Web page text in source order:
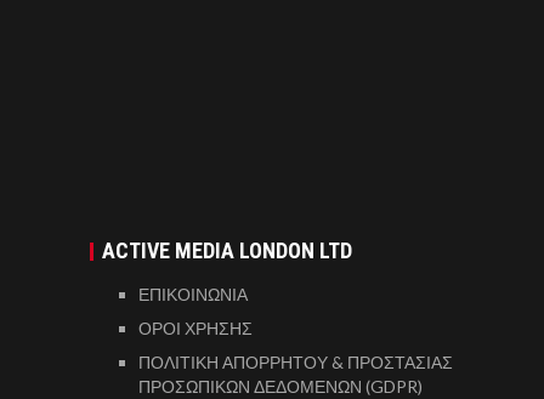
ACTIVE MEDIA LONDON LTD
ΕΠΙΚΟΙΝΩΝΙΑ
ΟΡΟΙ ΧΡΗΣΗΣ
ΠΟΛΙΤΙΚΗ ΑΠΟΡΡΗΤΟΥ & ΠΡΟΣΤΑΣΙΑΣ
ΠΡΟΣΩΠΙΚΩΝ ΔΕΔΟΜΕΝΩΝ (GDPR)